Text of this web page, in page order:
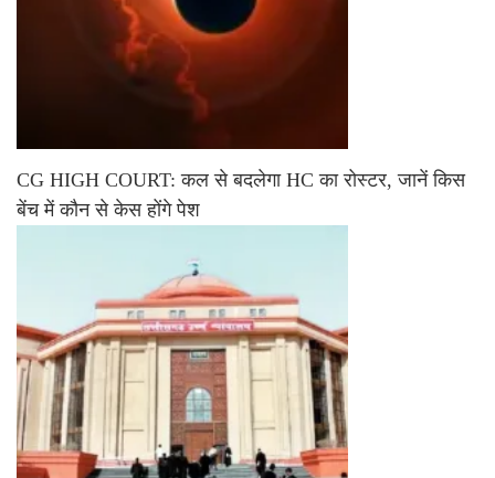
CG HIGH COURT: कल से बदलेगा HC का रोस्टर, जानें किस
बेंच में कौन से केस होंगे पेश